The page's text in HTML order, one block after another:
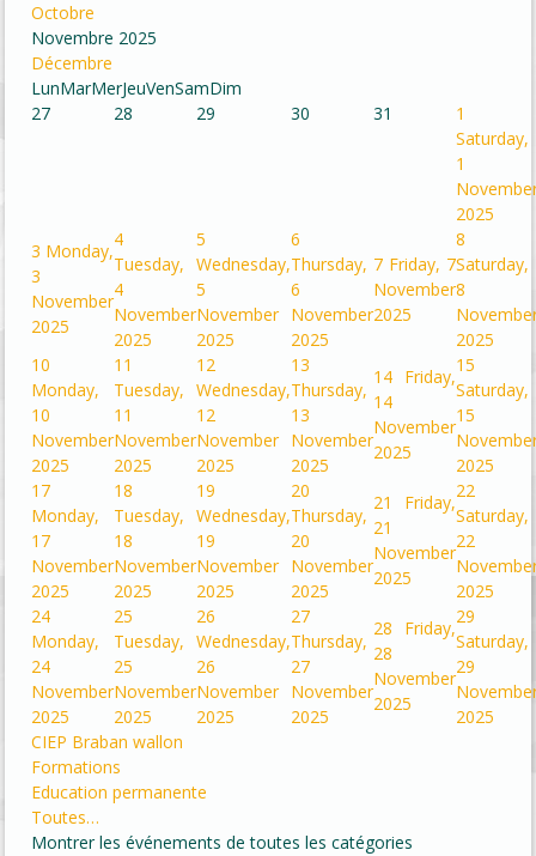
Octobre
Novembre 2025
Décembre
LunMarMerJeuVenSamDim
27
28 29 30 31
1
Saturday,
1
2025
3 Monday,
3
November
2025
4
Tuesday,
4
November
2025
5
Wednesday,
5
November
2025
6
Thursday,
6
November
2025
7 Friday, 7
November
2025
8
Saturday,
8
2025
10
Monday,
10
November
2025
11
Tuesday,
11
November
2025
12
Wednesday,
12
November
2025
13
Thursday,
13
November
2025
14 Friday,
14
November
2025
15
Saturday,
15
2025
17
Monday,
17
November
2025
18
Tuesday,
18
November
2025
19
Wednesday,
19
November
2025
20
Thursday,
20
November
2025
21
Friday,
21
November
2025
22
Saturday,
22
2025
24
Monday,
24
November
2025
25
Tuesday,
25
November
2025
26
Wednesday,
26
November
2025
27
Thursday,
27
November
2025
28
Friday,
28
November
2025
29
Saturday,
29
2025
CIEP Braban wallon
Formations
Education permanente
Toutes…
Montrer les événements de toutes les catégories